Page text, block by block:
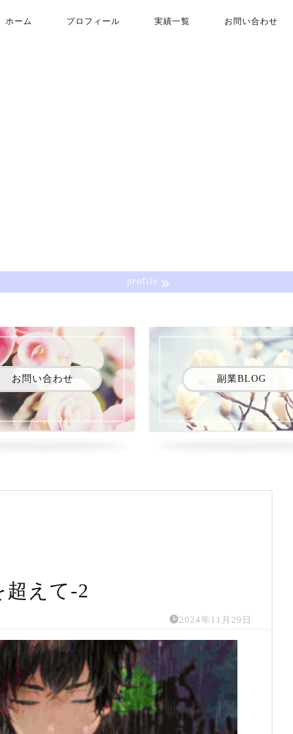
ホーム プロフィール 実績一覧 お問い合わせ
profile
お問い合わせ 副業BLOG
超えて-2
2024年11月29日